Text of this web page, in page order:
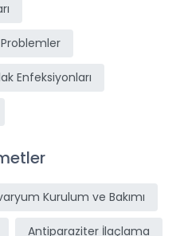
Enfeksiyonları
Kurulum ve Bakımı
Antiparaziter İlaçlama